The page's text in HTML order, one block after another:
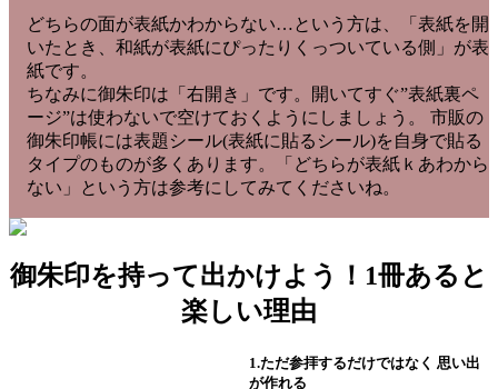
どちらの面が表紙かわからない…という方は、「表紙を開
いたとき、和紙が表紙にぴったりくっついている側」が表
紙です。
ちなみに御朱印は「右開き」です。開いてすぐ”表紙裏ペ
ージ”は使わないで空けておくようにしましょう。 市販の
御朱印帳には表題シール(表紙に貼るシール)を自身で貼る
タイプのものが多くあります。「どちらが表紙ｋあわから
ない」という方は参考にしてみてくださいね。
御朱印を持って出かけよう！1冊あると
楽しい理由
1.ただ参拝するだけではなく 思い出
が作れる